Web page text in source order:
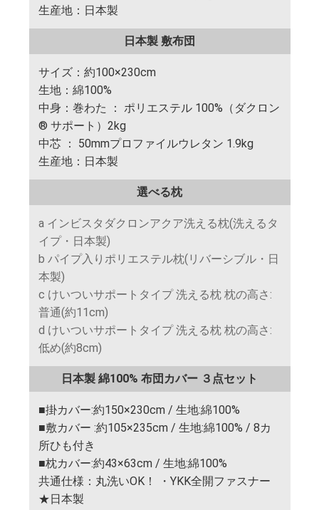
生産地：日本製
日本製 敷布団
サイズ：約100×230cm
生地：綿100%
中身：巻わた ： ポリエステル 100%（ダクロン
® サポート）2kg
中芯 ： 50mmプロファイルウレタン 1.9kg
生産地：日本製
選べる枕
a インビスタダクロンアクア洗える枕(洗えるタ
イプ・日本製)
b パイプ入りポリエステル枕(リバーシブル・日
本製)
c けいついサポートタイプ 洗える枕 枕の高さ:
普通(約11cm)
d けいついサポートタイプ 洗える枕 枕の高さ:
低め(約8cm)
日本製 綿100% 布団カバー ３点セット
■掛カバー:約150×230cm / 生地:綿100%
■敷カバー :約105×235cm / 生地:綿100% / 8カ
所ひも付き
■枕カバー:約43×63cm / 生地:綿100%
共通仕様：丸洗いOK！ ・YKK全開ファスナー
★日本製